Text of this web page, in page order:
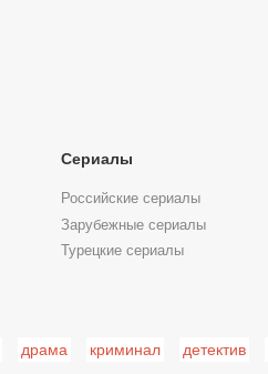
Сериалы
Российские сериалы
Зарубежные сериалы
Турецкие сериалы
драма криминал детектив